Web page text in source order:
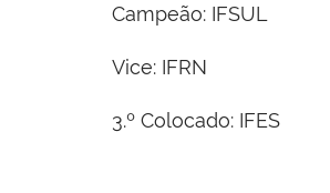
Campeão: IFSUL
Vice: IFRN
3.º Colocado: IFES